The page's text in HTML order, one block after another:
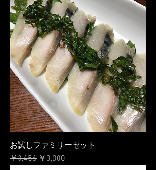
お試しファミリーセット
通常価格
￥3,456 セール価格
￥3,000